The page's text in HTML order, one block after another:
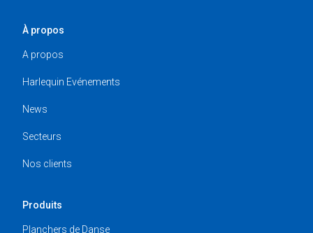
À propos
A propos
Harlequin Evénements
News
Secteurs
Nos clients
Produits
Planchers de Danse